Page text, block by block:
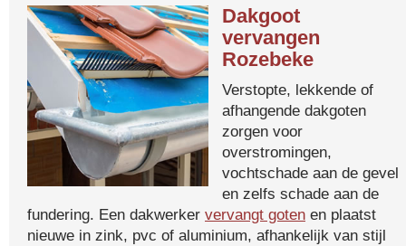
Dakgoot
vervangen
Rozebeke
Verstopte, lekkende of
afhangende dakgoten
zorgen voor
overstromingen,
vochtschade aan de gevel
en zelfs schade aan de
fundering. Een dakwerker vervangt goten en plaatst
nieuwe in zink, pvc of aluminium, afhankelijk van stijl